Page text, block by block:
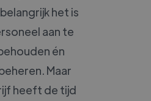
het is
aan te
én
Maar
heeft de tijd